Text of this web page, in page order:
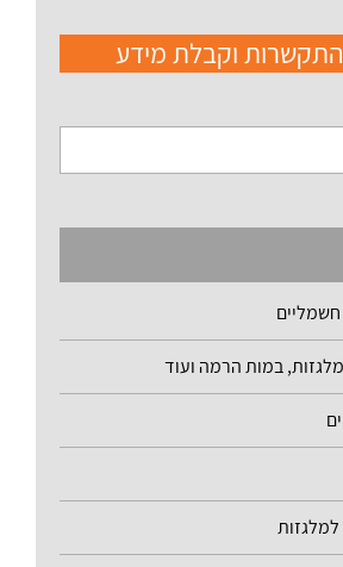
וקבלת מידע
במות הרמה ועוד
למלגזות